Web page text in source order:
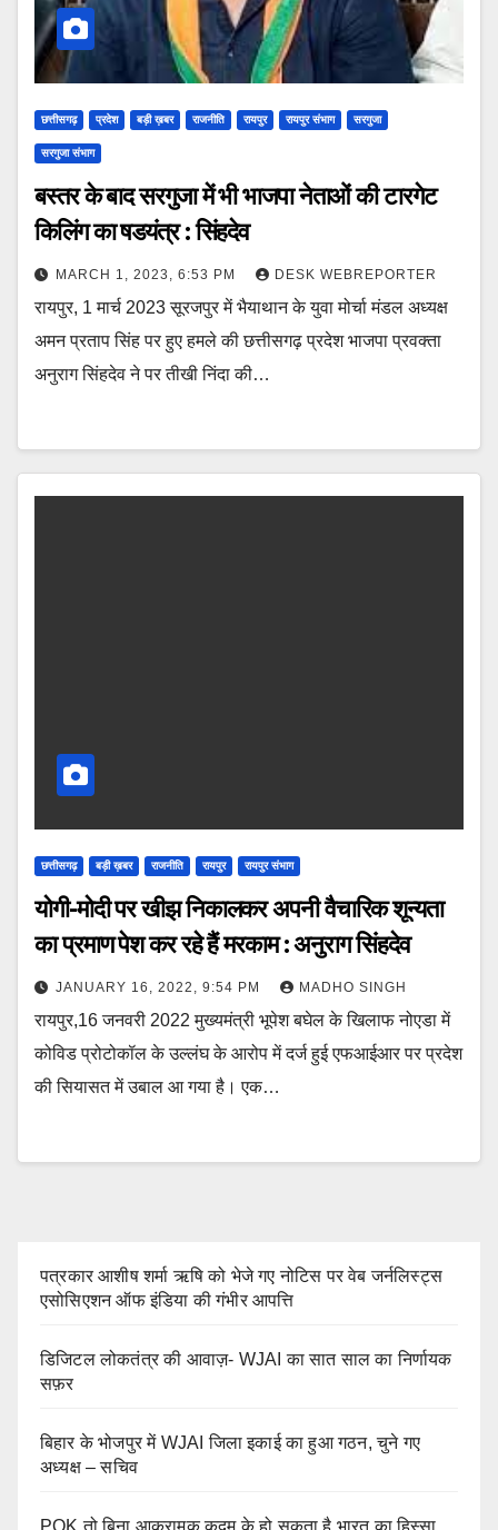
छत्तीसगढ़ प्रदेश बड़ी ख़बर राजनीति रायपुर रायपुर संभाग सरगुजा
सरगुजा संभाग
बस्तर के बाद सरगुजा में भी भाजपा नेताओं की टारगेट
किलिंग का षडयंत्र : सिंहदेव
MARCH 1, 2023, 6:53 PM DESK WEBREPORTER
रायपुर, 1 मार्च 2023 सूरजपुर में भैयाथान के युवा मोर्चा मंडल अध्यक्ष
अमन प्रताप सिंह पर हुए हमले की छत्तीसगढ़ प्रदेश भाजपा प्रवक्ता
अनुराग सिंहदेव ने पर तीखी निंदा की…
छत्तीसगढ़ बड़ी ख़बर राजनीति रायपुर रायपुर संभाग
योगी-मोदी पर खीझ निकालकर अपनी वैचारिक शून्यता
का प्रमाण पेश कर रहे हैं मरकाम : अनुराग सिंहदेव
JANUARY 16, 2022, 9:54 PM MADHO SINGH
रायपुर,16 जनवरी 2022 मुख्यमंत्री भूपेश बघेल के खिलाफ नोएडा में
कोविड प्रोटोकॉल के उल्लंघ के आरोप में दर्ज हुई एफआईआर पर प्रदेश
की सियासत में उबाल आ गया है। एक…
पत्रकार आशीष शर्मा ऋषि को भेजे गए नोटिस पर वेब जर्नलिस्ट्स
एसोसिएशन ऑफ इंडिया की गंभीर आपत्ति
डिजिटल लोकतंत्र की आवाज़- WJAI का सात साल का निर्णायक
सफ़र
बिहार के भोजपुर में WJAI जिला इकाई का हुआ गठन, चुने गए
अध्यक्ष – सचिव
POK तो बिना आक्रामक कदम के हो सकता है भारत का हिस्सा,